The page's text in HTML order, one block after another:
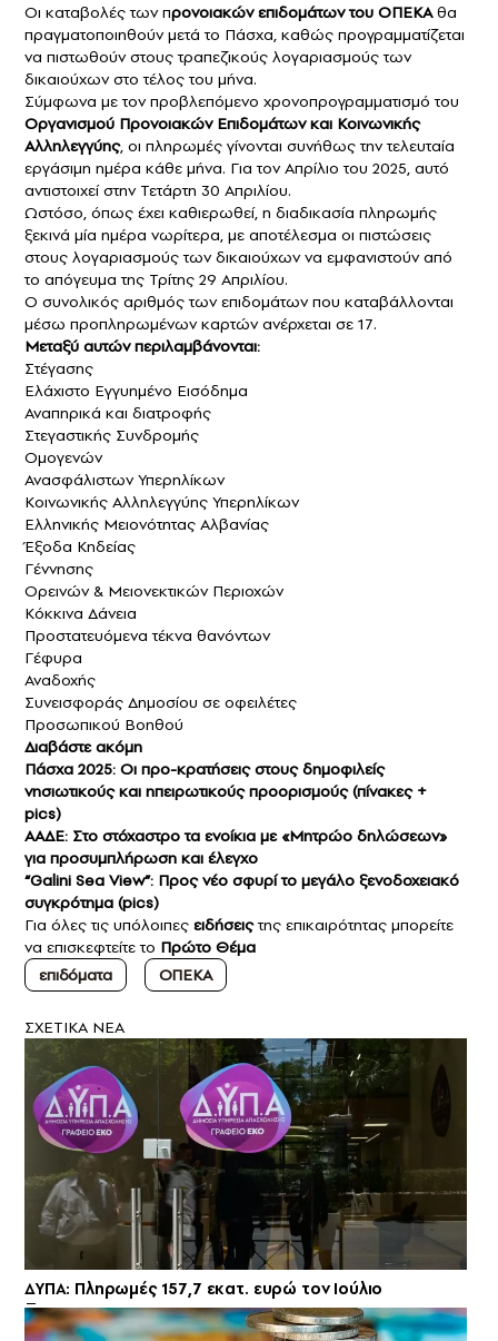
Οι καταβολές των προνοιακώνεπιδομάτωντου ΟΠΕΚΑθα
πραγματοποιηθούν μετά το Πάσχα, καθώς προγραμματίζεται
να πιστωθούν στους τραπεζικούς λογαριασμούς των
δικαιούχων στο τέλος του μήνα.
Σύμφωνα με τον προβλεπόμενο χρονοπρογραμματισμό του
Οργανισμού Προνοιακών Επιδομάτων και Κοινωνικής
Αλληλεγγύης, οι πληρωμές γίνονται συνήθως την τελευταία
εργάσιμη ημέρα κάθε μήνα. Για τον Απρίλιο του 2025, αυτό
αντιστοιχεί στην Τετάρτη 30 Απριλίου.
Ωστόσο, όπως έχει καθιερωθεί, η διαδικασία πληρωμής
ξεκινά μία ημέρα νωρίτερα, με αποτέλεσμα οι πιστώσεις
στους λογαριασμούς των δικαιούχων να εμφανιστούν από
το απόγευμα της Τρίτης 29 Απριλίου.
Ο συνολικός αριθμός τωνεπιδομάτωνπου καταβάλλονται
μέσω προπληρωμένων καρτών ανέρχεται σε 17.
Μεταξύ αυτών περιλαμβάνονται:
Στέγασης
Ελάχιστο Εγγυημένο Εισόδημα
Αναπηρικά και διατροφής
Στεγαστικής Συνδρομής
Ομογενών
Ανασφάλιστων Υπερηλίκων
Κοινωνικής Αλληλεγγύης Υπερηλίκων
Ελληνικής Μειονότητας Αλβανίας
Έξοδα Κηδείας
Γέννησης
Ορεινών & Μειονεκτικών Περιοχών
Κόκκινα Δάνεια
Προστατευόμενα τέκνα θανόντων
Γέφυρα
Αναδοχής
Συνεισφοράς Δημοσίου σε οφειλέτες
Προσωπικού Βοηθού
Διαβάστε ακόμη
Πάσχα 2025: Οι προ-κρατήσεις στους δημοφιλείς
νησιωτικούς και ηπειρωτικούς προορισμούς (πίνακες +
pics)
ΑΑΔΕ: Στο στόχαστρο τα ενοίκια με «Μητρώο δηλώσεων»
για προσυμπλήρωση και έλεγχο
“Galini Sea View”: Προς νέο σφυρί το μεγάλο ξενοδοχειακό
συγκρότημα (pics)
Για όλες τις υπόλοιπες ειδήσειςτης επικαιρότητας μπορείτε
να επισκεφτείτε το Πρώτο Θέμα
επιδόματα
ΟΠΕΚΑ
ΣXETIKA NEA
ΔΥΠΑ: Πληρωμές 157,7 εκατ. ευρώ τον Ιούλιο